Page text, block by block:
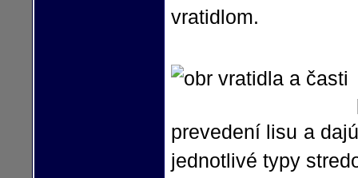
vratidlom.
prevedení lisu a
jednotlivé typy